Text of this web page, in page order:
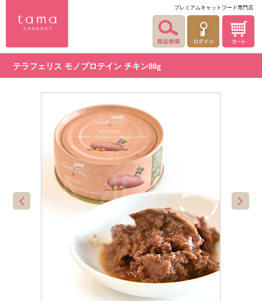
プレミアムキャットフード専門店
テラフェリス モノプロテイン チキン80g